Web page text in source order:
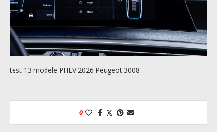
test 13 modele PHEV 2026 Peugeot 3008
0